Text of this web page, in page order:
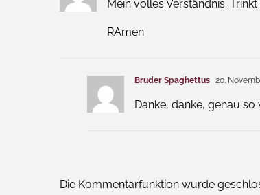
Mein volles Verständnis.
RAmen
Bruder Spaghettus 20.
Danke, danke, genau
Die Kommentarfunktion wurde